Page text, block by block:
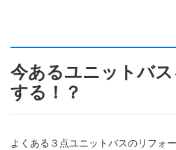
今あるユニットバ
する！？
よくある３点ユニットバスのリフォ